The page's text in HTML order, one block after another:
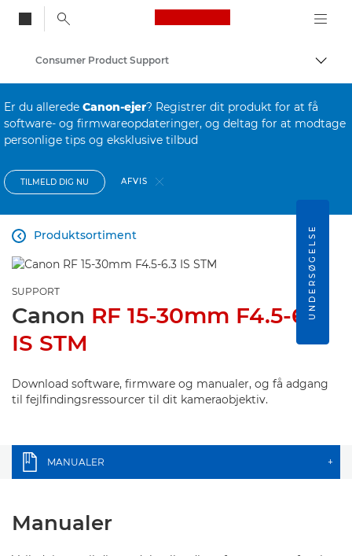
Canon Logo, back
Skift
Consumer Product Support
Er du allerede Canon-ejer? Registrer dit produkt for at få
software- og firmwareopdateringer, og deltag for at modtage
personlige tips og eksklusive tilbud
TILMELD DIG NU AFVIS
Produktsortiment

SUPPORT
Canon RF 15-30mm F4.5-6.3
IS STM
Download software, firmware og manualer, og få adgang
til fejlfindingsressourcer til dit kameraobjektiv.
MANUALER +
Manualer
UNDERSØGELSE